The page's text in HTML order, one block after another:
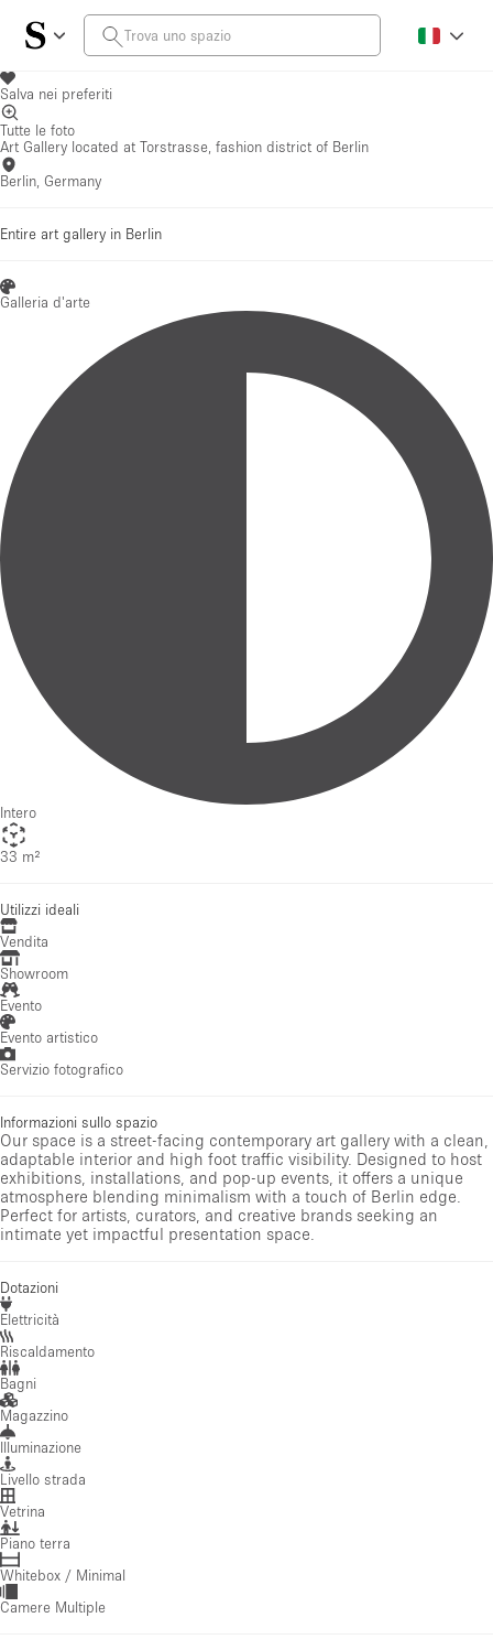
Salva nei preferiti
Tutte le foto
Art Gallery located at Torstrasse, fashion district of Berlin
Berlin, Germany
Entire art gallery in Berlin
Galleria d'arte
Intero
33 m²
Utilizzi ideali
Vendita
Showroom
Evento
Evento artistico
Servizio fotografico
Informazioni sullo spazio
Our space is a street-facing contemporary art gallery with a clean,
adaptable interior and high foot traffic visibility. Designed to host
exhibitions, installations, and pop-up events, it offers a unique
atmosphere blending minimalism with a touch of Berlin edge.
Perfect for artists, curators, and creative brands seeking an
intimate yet impactful presentation space.
Dotazioni
Elettricità
Riscaldamento
Bagni
Magazzino
Illuminazione
Livello strada
Vetrina
Piano terra
Whitebox / Minimal
Camere Multiple